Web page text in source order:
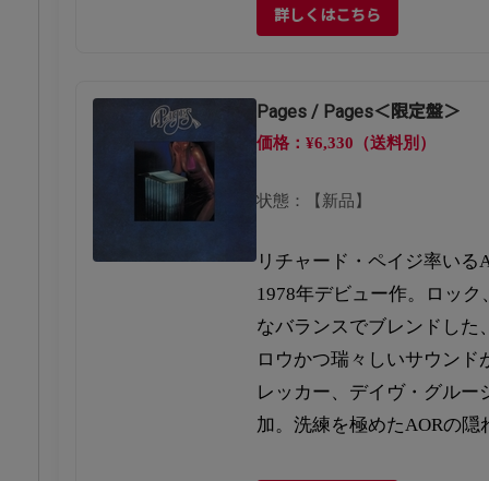
詳しくはこちら
Pages / Pages＜限定盤＞
価格：¥6,330（送料別）
状態：【新品】
リチャード・ペイジ率いる
1978年デビュー作。ロッ
なバランスでブレンドした
ロウかつ瑞々しいサウンド
レッカー、デイヴ・グルー
加。洗練を極めたAORの隠